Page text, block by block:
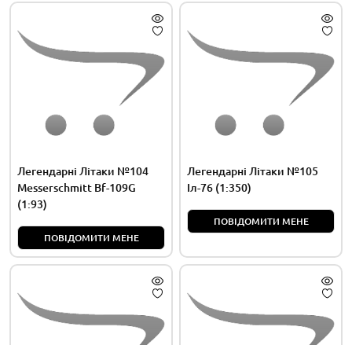
Легендарні Літаки №104
Messerschmitt Bf-109G
(1:93)
ПОВІДОМИТИ МЕНЕ
Легендарні Літаки №105
Іл-76 (1:350)
ПОВІДОМИТИ МЕНЕ